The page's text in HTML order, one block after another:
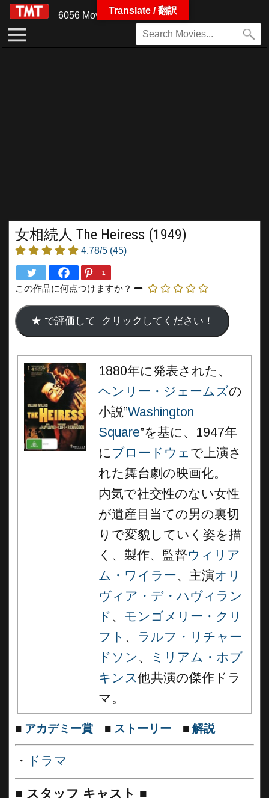
6056 Movies
女相続人 The Heiress (1949)
4.78/5 (45)
1
この作品に何点つけますか？
1880年に発表された、
ヘンリー・ジェームズの
小説”Washington
Square”を基に、1947年
に ブロードウェ で上演さ
れた舞台劇の映画化。
内気で社交性のない女性
が遺産目当ての男の裏切
りで変貌していく姿を描
く、製作、監督ウィリア
ム・ワイラー、主演オリ
ヴィア・デ・ハヴィラン
ド 、 モンゴメリー・クリ
フト 、 ラルフ・リチャー
ドソン 、
ミリアム・ホプ
キンス他共演の傑作ドラ
マ。
■ アカデミー賞 ■ ストーリー ■ 解説
・ ドラマ
■ スタッフ キャスト ■
Translate / 翻訳